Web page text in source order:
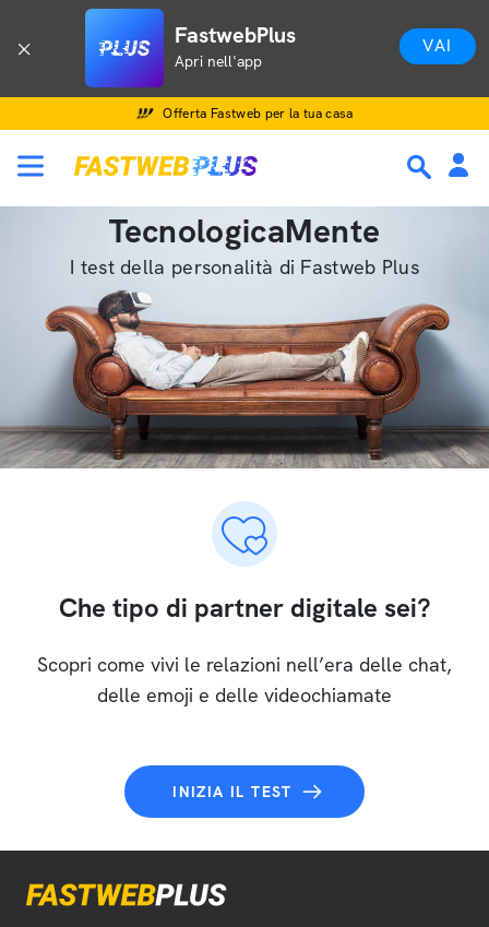
FastwebPlus
Apri nell'app
VAI
Offerta Fastweb per la tua casa
TecnologicaMente
I test della personalità di Fastweb Plus
Che tipo di partner digitale sei?
Scopri come vivi le relazioni nell’era delle chat,
delle emoji e delle videochiamate
INIZIA IL TEST